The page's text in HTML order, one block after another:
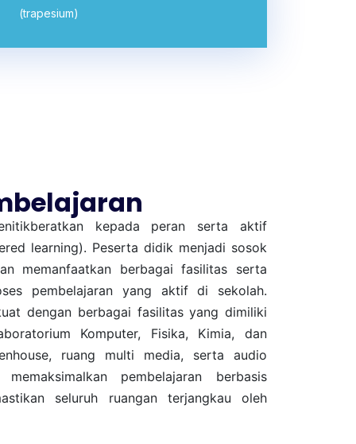
(trapesium)
kepada peran serta aktif
learning). Peserta didik menjadi sosok
memanfaatkan berbagai fasilitas serta
pembelajaran yang aktif di sekolah.
dengan berbagai fasilitas yang dimiliki
Komputer, Fisika, Kimia, dan
ruang multi media, serta audio
pembelajaran berbasis
seluruh ruangan terjangkau oleh